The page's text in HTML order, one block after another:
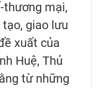
thương mại,
giao lưu
xuất của
Huệ, Thủ
từ những